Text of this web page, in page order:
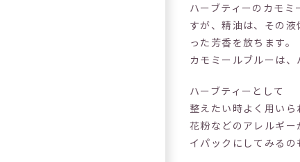
ハーブティーのカモ
すが、精油は、その
った芳香を放ちます。
カモミールブルーは
ハーブティーとして
整えたい時よく用いら
花粉などのアレルギ
イパックにしてみるの